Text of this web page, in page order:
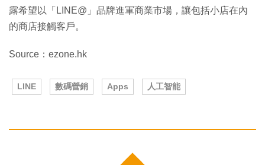
露希望以「LINE@」品牌進軍商業市場，讓包括小店在內
的商店接觸客戶。
Source：ezone.hk
LINE 數碼營銷 Apps 人工智能